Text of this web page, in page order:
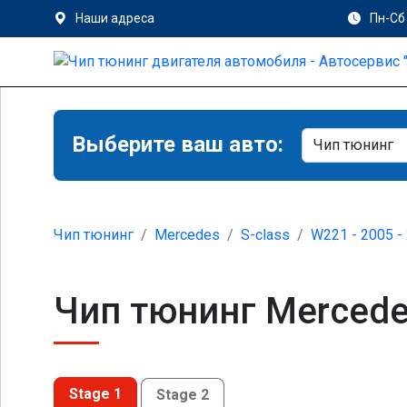
Наши адреса Пн-Сб
Выберите ваш авто:
Чип тюнинг Mercedes S-class W221 - 2005 -
Чип тюнинг
Stage 1 Stage 2